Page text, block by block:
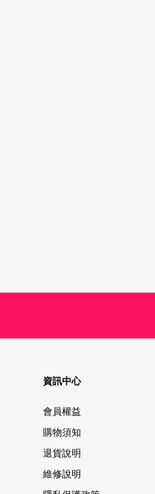
資訊中心
會員權益
購物須知
退貨說明
維修說明